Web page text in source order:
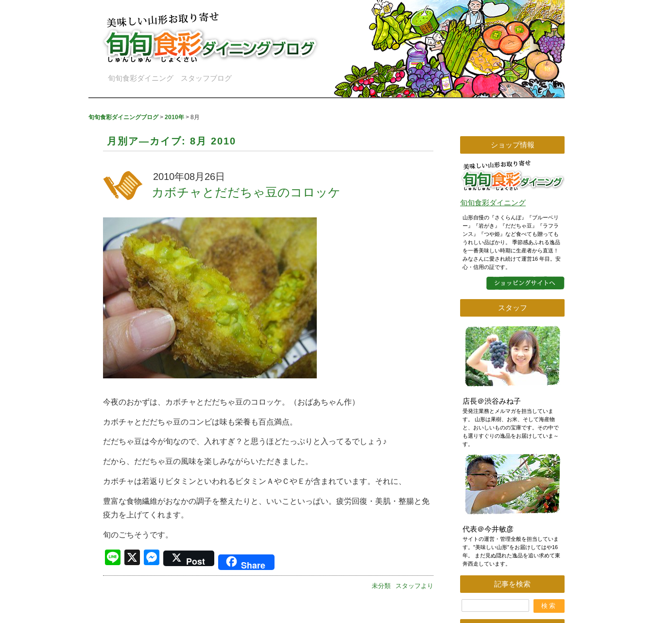
旬旬食彩ダイニング スタッフブログ
旬旬食彩ダイニングブログ> 2010年 > 8月
月別ア―カイブ: 8月 2010
2010年08月26日
カボチャとだだちゃ豆のコロッケ
今夜のおかずは、カボチャとだだちゃ豆のコロッケ。（おばあちゃん作）
カボチャとだだちゃ豆のコンビは味も栄養も百点満点。
だだちゃ豆は今が旬なので、入れすぎ？と思うほどたっぷりと入ってるでしょう♪
だから、だだちゃ豆の風味を楽しみながらいただきました。
カボチャは若返りビタミンといわれるビタミンＡやＣやＥが含まれています。それに、
豊富な食物繊維がおなかの調子を整えたりと、いいこといっぱい。疲労回復・美肌・整腸と免
疫力を上げてくれます。
旬のごちそうです。
Line
X Messenger
Post Share
未分類 スタッフより
ショップ情報
旬旬食彩ダイニング
山形自慢の『さくらんぼ』『ブルーベリ
ー』『岩がき』『だだちゃ豆』『ラフラ
ンス』『つや姫』など食べても贈っても
うれしい品ばかり。 季節感あふれる逸品
を一番美味しい時期に生産者から直送！
みなさんに愛され続けて運営16 年目。安
心・信用の証です。
スタッフ
店長＠渋谷みね子
受発注業務とメルマガを担当していま
す。 山形は果樹、お米、そして海産物
と、おいしいものの宝庫です。その中で
も選りすぐりの逸品をお届けしていま～
す。
代表＠今井敏彦
サイトの運営・管理全般を担当していま
す。”美味しい山形”をお届けしてはや16
年。 まだ見ぬ隠れた逸品を追い求めて東
奔西走しています。
記事を検索